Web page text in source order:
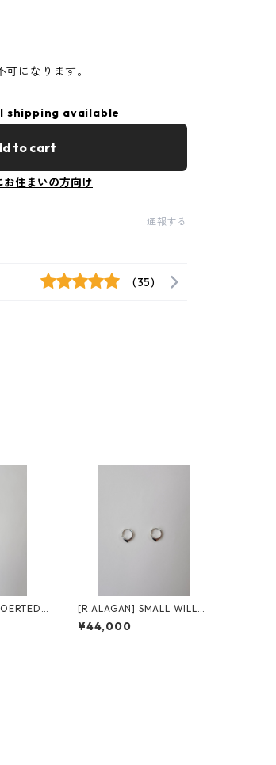
になります。
shipping available
to cart
お住まいの方向け
通報する
(35)
[R.ALAGAN] SMALL WILLO
W EARRINGS / SILVER
¥44,000